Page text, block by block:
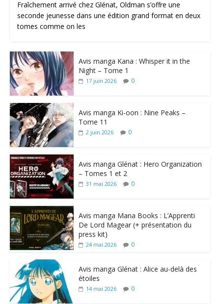
Fraîchement arrivé chez Glénat, Oldman s’offre une
seconde jeunesse dans une édition grand format en deux
tomes comme on les
Avis manga Kana : Whisper it in the
Night – Tome 1
17 juin 2026 0
Avis manga Ki-oon : Nine Peaks –
Tome 11
2 juin 2026 0
Avis manga Glénat : Hero Organization
– Tomes 1 et 2
31 mai 2026 0
Avis manga Mana Books : L’Apprenti
De Lord Magear (+ présentation du
press kit)
24 mai 2026 0
Avis manga Glénat : Alice au-delà des
étoiles
14 mai 2026 0